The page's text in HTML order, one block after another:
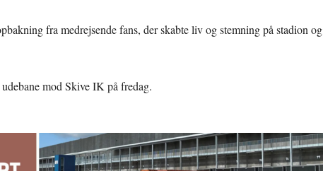
fra medrejsende fans, der skabte liv og stemning på stadion og
mod Skive IK på fredag.